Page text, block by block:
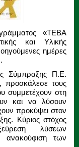
«ΤΕΒΑ
και Υλικής
ημέρες
Σύμπραξης Π.Ε.
προσκάλεσε τους
συμμετέχουν στη
και να λύσουν
προκύψει στον
Κύριος στόχος
λύσεων
ανακούφιση των